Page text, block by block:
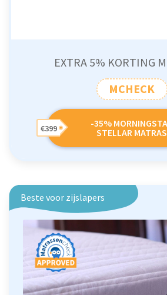
EXTRA 5% KORTING
MCHECK
-35%
STELLAR MATRAS
€399
Beste voor zijslapers